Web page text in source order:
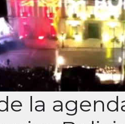
la